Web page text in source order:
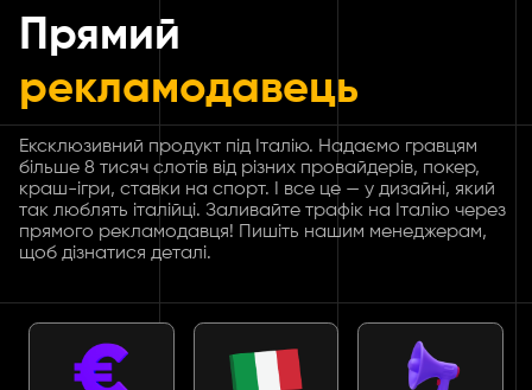
Прямий
рекламодавець
Ексклюзивний продукт під Італію. Надаємо гравцям
більше 8 тисяч слотів від різних провайдерів, покер,
краш-ігри, ставки на спорт. І все це — у дизайні, який
так люблять італійці. Заливайте трафік на Італію через
прямого рекламодавця! Пишіть нашим менеджерам,
щоб дізнатися деталі.